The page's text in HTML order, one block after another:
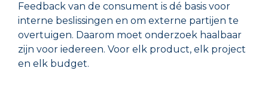
Feedback van de consument is dé basis voor
interne beslissingen en om externe partijen te
overtuigen. Daarom moet onderzoek haalbaar
zijn voor iedereen. Voor elk product, elk project
en elk budget.